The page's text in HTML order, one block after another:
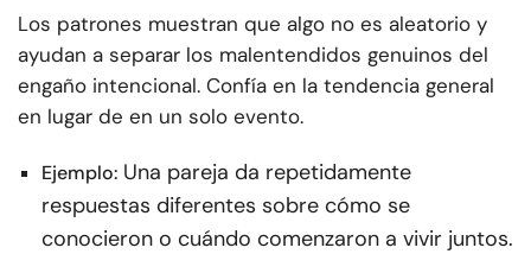
Los patrones muestran que algo no es aleatorio y
ayudan a separar los malentendidos genuinos del
engaño intencional. Confía en la tendencia general
en lugar de en un solo evento.
Ejemplo: Una pareja da repetidamente
respuestas diferentes sobre cómo se
conocieron o cuándo comenzaron a vivir juntos.